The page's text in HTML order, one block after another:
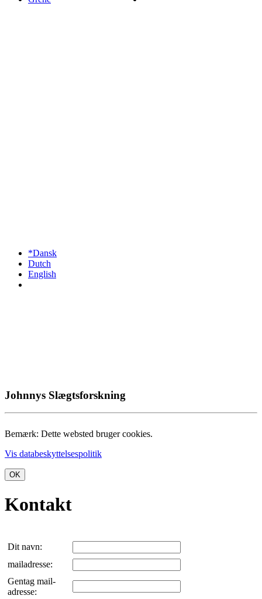
*Dansk
Dutch
English
Johnnys Slægtsforskning
Bemærk: Dette websted bruger cookies.
Vis databeskyttelsespolitik
OK
Kontakt
Dit navn:
mailadresse:
Gentag mail-
adresse: